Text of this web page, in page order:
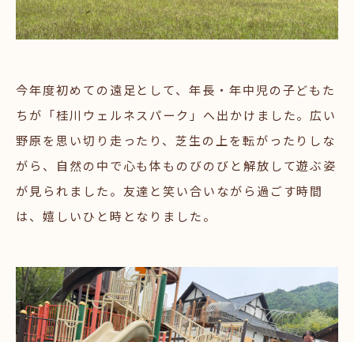
今年度初めての遠足として、年長・年中児の子どもた
ちが「桂川ウェルネスパーク」へ出かけました。広い
野原を思い切り走ったり、芝生の上を転がったりしな
がら、自然の中で心も体ものびのびと解放して遊ぶ姿
が見られました。友達と笑い合いながら過ごす時間
は、嬉しいひと時となりました。